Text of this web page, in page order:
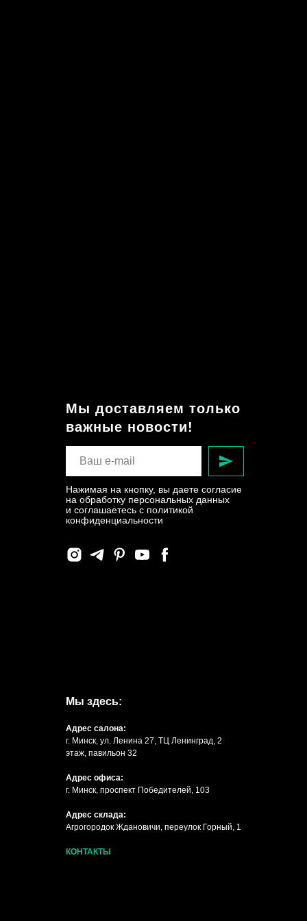
Мы доставляем только
важные новости!
Нажимая на кнопку, вы даете согласие
на обработку персональных данных
и соглашаетесь c политикой
конфиденциальности
Мы здесь:
Адрес салона:
г. Минск, ул. Ленина 27, ТЦ Ленинград, 2
этаж, павильон 32
Адрес офиса:
г. Минск, проспект Победителей, 103
Адрес склада:
Агрогородок Ждановичи, переулок Горный, 1
КОНТАКТЫ